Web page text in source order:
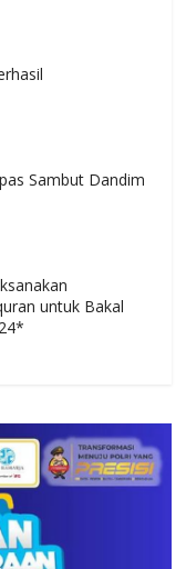
Sambut Dandim
untuk Bakal